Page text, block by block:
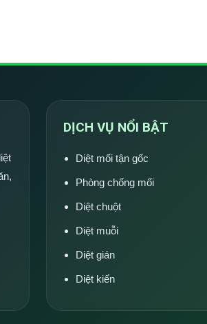
DỊCH VỤ NỔI BẬT
Diệt mối tận gốc
Phòng chống mối
Diệt chuột
Diệt muỗi
Diệt gián
Diệt kiến